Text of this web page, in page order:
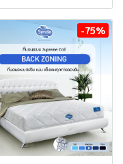
-75%